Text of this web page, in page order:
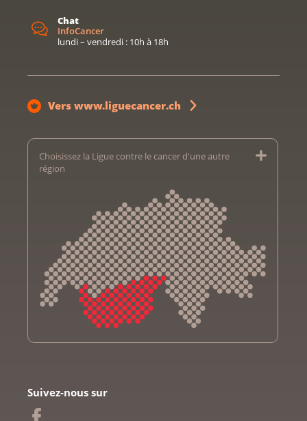
Chat
InfoCancer
lundi – vendredi : 10h à 18h
Vers www.liguecancer.ch
Choisissez la Ligue contre le cancer d'une autre
région
Ligue bernoise contre le cancer
Ligue fribourgeoise contre le cancer
Suivez-nous sur